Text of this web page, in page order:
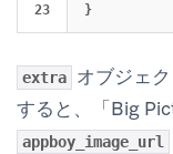
}
extra オブジェ
すると、「Big
appboy_image_url